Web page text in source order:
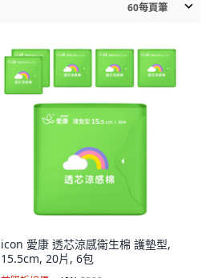
60每頁筆
icon 愛康 透芯涼感衛生棉 護墊型,
15.5cm, 20片, 6包